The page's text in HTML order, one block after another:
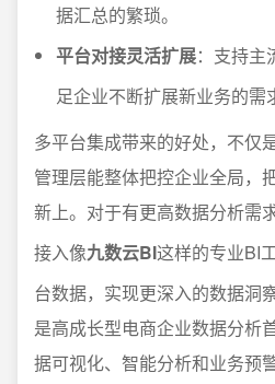
据汇总的繁琐。
平台对接灵活扩展：支持主
足企业不断扩展新业务的需
多平台集成带来的好处，不仅
管理层能整体把控企业全局，
新上。对于有更高数据分析需
接入像九数云BI这样的专业BI
台数据，实现更深入的数据洞
是高成长型电商企业数据分析
据可视化、智能分析和业务预